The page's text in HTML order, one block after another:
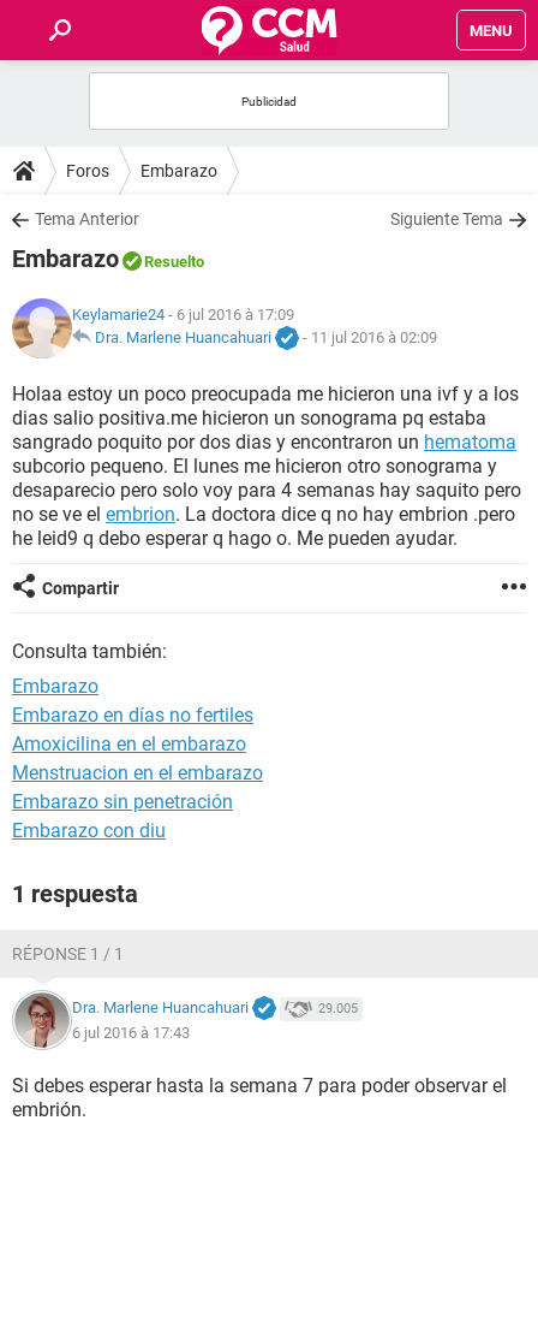
MENU
FORUMS
SALUD
NUTRICIÓN
BIENESTAR
SEXUALIDAD
GLOSARIO
Foros Embarazo
Tema Anterior Siguiente Tema
Embarazo Resuelto
Keylamarie24 - 6 jul 2016 à 17:09
Dra. Marlene Huancahuari
- 11 jul 2016 à 02:09
Holaa estoy un poco preocupada me hicieron una ivf y a los
dias salio positiva.me hicieron un sonograma pq estaba
sangrado poquito por dos dias y encontraron un hematoma
subcorio pequeno. El lunes me hicieron otro sonograma y
desaparecio pero solo voy para 4 semanas hay saquito pero
no se ve el embrion. La doctora dice q no hay embrion .pero
he leid9 q debo esperar q hago o. Me pueden ayudar.
Compartir
Consulta también:
Embarazo
Embarazo en días no fertiles
Amoxicilina en el embarazo
Menstruacion en el embarazo
Embarazo sin penetración
Embarazo con diu
1 respuesta
RÉPONSE 1 / 1
Dra. Marlene Huancahuari 29.005
6 jul 2016 à 17:43
Si debes esperar hasta la semana 7 para poder observar el
embrión.